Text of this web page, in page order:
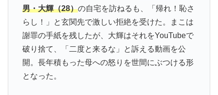
男・大輝（28）の自宅を訪ねるも、「帰れ！恥さ
らし！」と玄関先で激しい拒絶を受けた。まこは
謝罪の手紙を残したが、大輝はそれをYouTubeで
破り捨て、「二度と来るな」と訴える動画を公
開。長年積もった母への怒りを世間にぶつける形
となった。